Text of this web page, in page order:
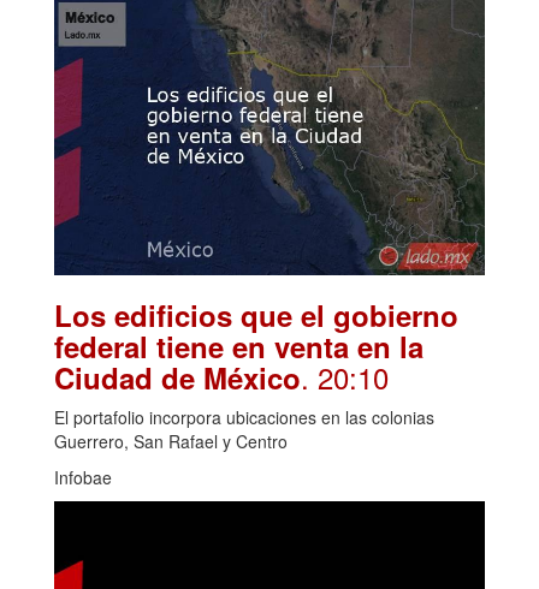
Los edificios que el gobierno
federal tiene en venta en la
Ciudad de México. 20:10
El portafolio incorpora ubicaciones en las colonias
Guerrero, San Rafael y Centro
Infobae